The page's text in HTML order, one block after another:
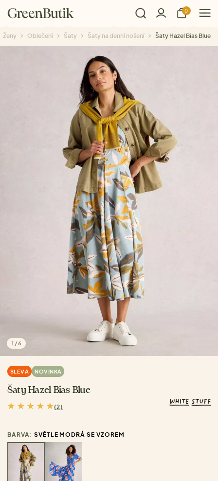
0
Ženy Oblečení Šaty Šaty na denní nošení Šaty Hazel Bias Blue
1 /6
SLEVA NOVINKA
Šaty Hazel Bias Blue
(2)
BARVA: SVĚTLE MODRÁ SE VZOREM